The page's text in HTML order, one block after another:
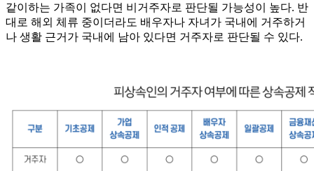
같이하는 가족이 없다면 비거주자로 판단될 가능성이 높다. 반
대로 해외 체류 중이더라도 배우자나 자녀가 국내에 거주하거
나 생활 근거가 국내에 남아 있다면 거주자로 판단될 수 있다.